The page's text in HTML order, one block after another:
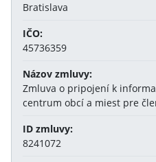
Bratislava
IČO:
45736359
Názov zmluvy:
Zmluva o pripojení k
centrum obcí a miest pre
ID zmluvy:
8241072